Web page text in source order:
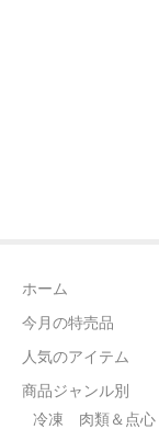
ホーム
今月の特売品
人気のアイテム
商品ジャンル別
冷凍 肉類＆点心